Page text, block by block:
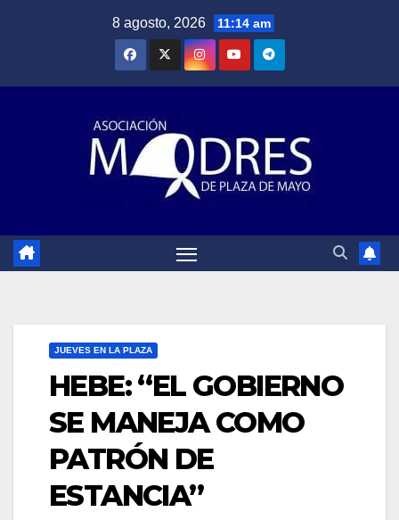
8 agosto, 2026 11:14 am
JUEVES EN LA PLAZA
HEBE: “EL GOBIERNO
SE MANEJA COMO
PATRÓN DE
ESTANCIA”